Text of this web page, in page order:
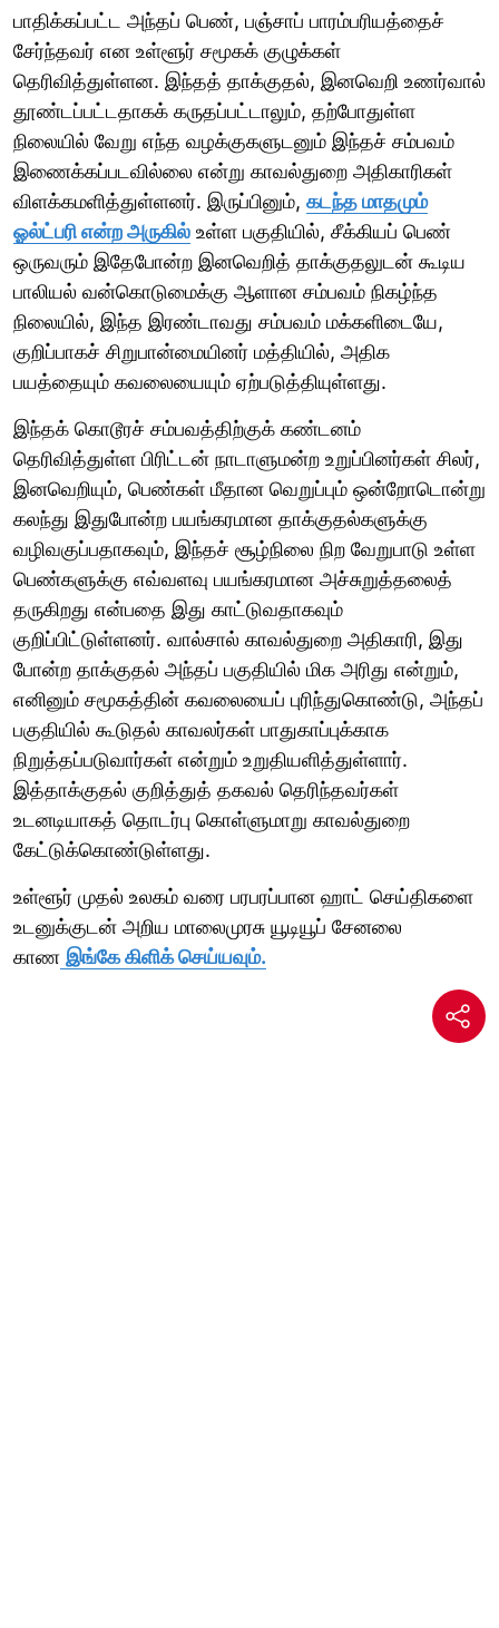
பாதிக்கப்பட்ட அந்தப் பெண், பஞ்சாப் பாரம்பரியத்தைச்
சேர்ந்தவர் என உள்ளூர் சமூகக் குழுக்கள்
தெரிவித்துள்ளன. இந்தத் தாக்குதல், இனவெறி உணர்வால்
தூண்டப்பட்டதாகக் கருதப்பட்டாலும், தற்போதுள்ள
நிலையில் வேறு எந்த வழக்குகளுடனும் இந்தச் சம்பவம்
இணைக்கப்படவில்லை என்று காவல்துறை அதிகாரிகள்
விளக்கமளித்துள்ளனர். இருப்பினும், கடந்த மாதமும்
ஓல்ட்பரி என்ற அருகில் உள்ள பகுதியில், சீக்கியப் பெண்
ஒருவரும் இதேபோன்ற இனவெறித் தாக்குதலுடன் கூடிய
பாலியல் வன்கொடுமைக்கு ஆளான சம்பவம் நிகழ்ந்த
நிலையில், இந்த இரண்டாவது சம்பவம் மக்களிடையே,
குறிப்பாகச் சிறுபான்மையினர் மத்தியில், அதிக
பயத்தையும் கவலையையும் ஏற்படுத்தியுள்ளது.
இந்தக் கொடூரச் சம்பவத்திற்குக் கண்டனம்
தெரிவித்துள்ள பிரிட்டன் நாடாளுமன்ற உறுப்பினர்கள் சிலர்,
இனவெறியும், பெண்கள் மீதான வெறுப்பும் ஒன்றோடொன்று
கலந்து இதுபோன்ற பயங்கரமான தாக்குதல்களுக்கு
வழிவகுப்பதாகவும், இந்தச் சூழ்நிலை நிற வேறுபாடு உள்ள
பெண்களுக்கு எவ்வளவு பயங்கரமான அச்சுறுத்தலைத்
தருகிறது என்பதை இது காட்டுவதாகவும்
குறிப்பிட்டுள்ளனர். வால்சால் காவல்துறை அதிகாரி, இது
போன்ற தாக்குதல் அந்தப் பகுதியில் மிக அரிது என்றும்,
எனினும் சமூகத்தின் கவலையைப் புரிந்துகொண்டு, அந்தப்
பகுதியில் கூடுதல் காவலர்கள் பாதுகாப்புக்காக
நிறுத்தப்படுவார்கள் என்றும் உறுதியளித்துள்ளார்.
இத்தாக்குதல் குறித்துத் தகவல் தெரிந்தவர்கள்
உடனடியாகத் தொடர்பு கொள்ளுமாறு காவல்துறை
கேட்டுக்கொண்டுள்ளது.
உள்ளூர் முதல் உலகம் வரை பரபரப்பான ஹாட் செய்திகளை
உடனுக்குடன் அறிய மாலைமுரசு யூடியூப் சேனலை
காண இங்கே கிளிக் செய்யவும்.